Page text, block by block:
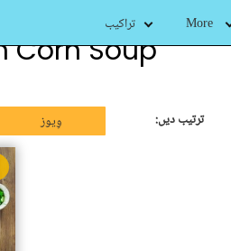
تراکیب More
Corn Soup
ترتیب دیں: وِیوز